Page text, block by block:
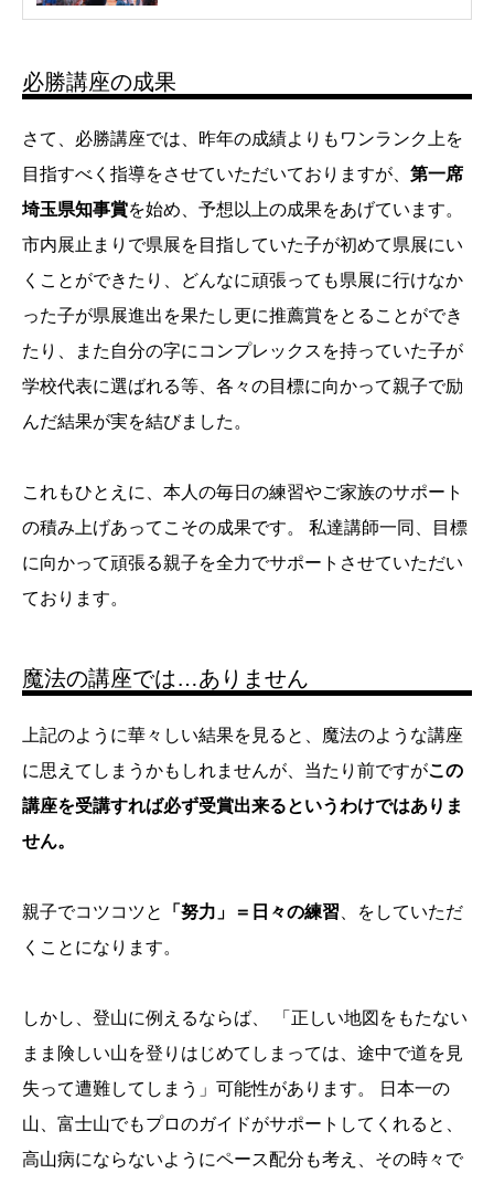
必勝講座の成果
さて、必勝講座では、昨年の成績よりもワンランク上を
目指すべく指導をさせていただいておりますが、 第一席
埼玉県知事賞を始め、予想以上の成果をあげています。
市内展止まりで県展を目指していた子が初めて県展にい
くことができたり、どんなに頑張っても県展に行けなか
った子が県展進出を果たし更に推薦賞をとることができ
たり、また自分の字にコンプレックスを持っていた子が
学校代表に選ばれる等、各々の目標に向かって親子で励
んだ結果が実を結びました。
これもひとえに、本人の毎日の練習やご家族のサポート
の積み上げあってこその成果です。 私達講師一同、目標
に向かって頑張る親子を全力でサポートさせていただい
ております。
魔法の講座では…ありません
上記のように華々しい結果を見ると、魔法のような講座
に思えてしまうかもしれませんが、当たり前ですがこの
講座を受講すれば必ず受賞出来るというわけではありま
せん。
親子でコツコツと 「努力」＝日々の練習 、をしていただ
くことになります。
しかし、登山に例えるならば、 「正しい地図をもたない
まま険しい山を登りはじめてしまっては、途中で道を見
失って遭難してしまう」可能性があります。 日本一の
山、富士山でもプロのガイドがサポートしてくれると、
高山病にならないようにペース配分も考え、その時々で